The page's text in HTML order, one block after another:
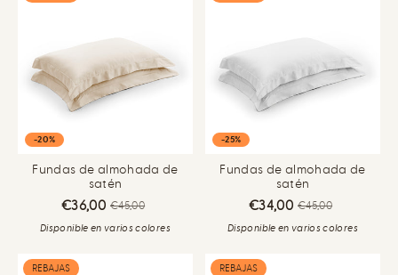
-20%
Fundas de almohada de
satén
€36,00 €45,00
Disponible en varios colores
-25%
Fundas de almohada de
satén
€34,00 €45,00
Disponible en varios colores
REBAJAS REBAJAS